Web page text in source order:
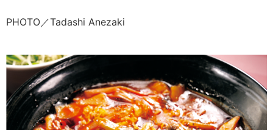
PHOTO／Tadashi Anezaki